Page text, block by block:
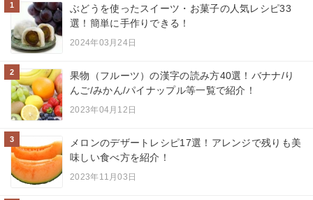
1
ぶどうを使ったスイーツ・お菓子の人気レシピ33
選！簡単に手作りできる！
2024年03月24日
2
果物（フルーツ）の漢字の読み方40選！バナナ/り
んご/みかん/パイナップル等一覧で紹介！
2023年04月12日
3
メロンのデザートレシピ17選！アレンジで残りも美
味しい食べ方を紹介！
2023年11月03日